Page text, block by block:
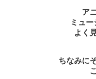
ア
ミュ
よく
ちなみに